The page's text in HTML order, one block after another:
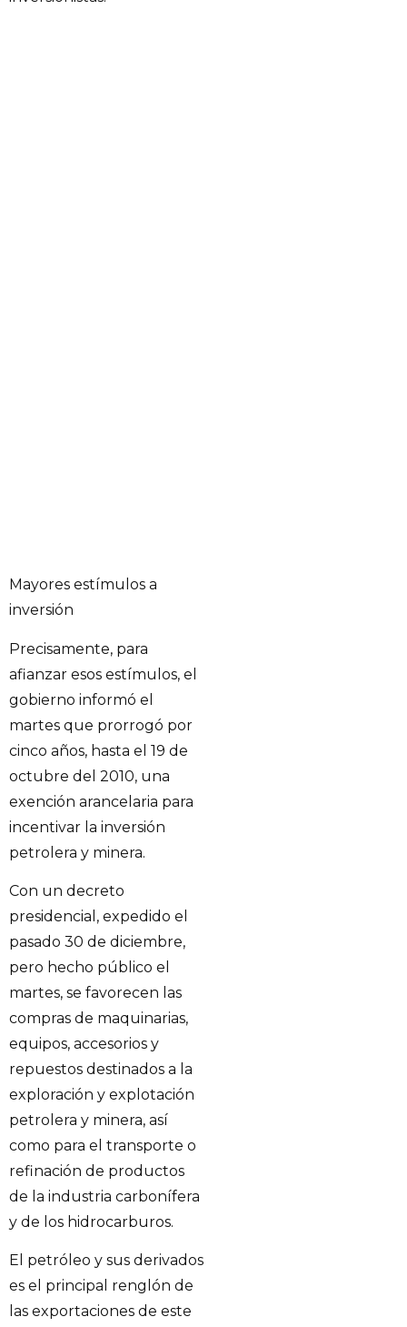
Mayores estímulos a
inversión
Precisamente, para
afianzar esos estímulos, el
gobierno informó el
martes que prorrogó por
cinco años, hasta el 19 de
octubre del 2010, una
exención arancelaria para
incentivar la inversión
petrolera y minera.
Con un decreto
presidencial, expedido el
pasado 30 de diciembre,
pero hecho público el
martes, se favorecen las
compras de maquinarias,
equipos, accesorios y
repuestos destinados a la
exploración y explotación
petrolera y minera, así
como para el transporte o
refinación de productos
de la industria carbonífera
y de los hidrocarburos.
El petróleo y sus derivados
es el principal renglón de
las exportaciones de este